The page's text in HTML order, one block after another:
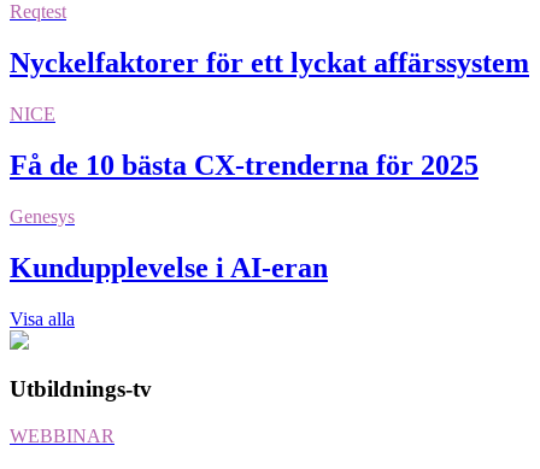
Reqtest
Nyckelfaktorer för ett lyckat affärssystem
NICE
Få de 10 bästa CX-trenderna för 2025
Genesys
Kundupplevelse i AI-eran
Visa alla
Utbildnings-tv
WEBBINAR